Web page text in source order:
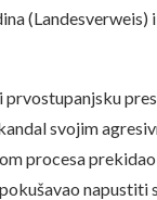
prvostupanjsku
svojim
procesa prekidao
napustiti